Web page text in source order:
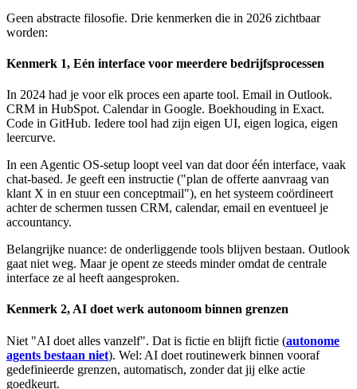
Geen abstracte filosofie. Drie kenmerken die in 2026 zichtbaar
worden:
Kenmerk 1, Eén interface voor meerdere bedrijfsprocessen
In 2024 had je voor elk proces een aparte tool. Email in Outlook.
CRM in HubSpot. Calendar in Google. Boekhouding in Exact.
Code in GitHub. Iedere tool had zijn eigen UI, eigen logica, eigen
leercurve.
In een Agentic OS-setup loopt veel van dat door één interface, vaak
chat-based. Je geeft een instructie ("plan de offerte aanvraag van
klant X in en stuur een conceptmail"), en het systeem coördineert
achter de schermen tussen CRM, calendar, email en eventueel je
accountancy.
Belangrijke nuance: de onderliggende tools blijven bestaan. Outlook
gaat niet weg. Maar je opent ze steeds minder omdat de centrale
interface ze al heeft aangesproken.
Kenmerk 2, AI doet werk autonoom binnen grenzen
Niet "AI doet alles vanzelf". Dat is fictie en blijft fictie (autonome
agents bestaan niet). Wel: AI doet routinewerk binnen vooraf
gedefinieerde grenzen, automatisch, zonder dat jij elke actie
goedkeurt.